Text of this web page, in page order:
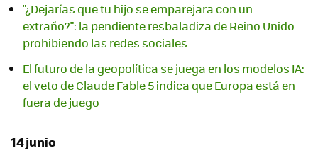
"¿Dejarías que tu hijo se emparejara con un
extraño?": la pendiente resbaladiza de Reino Unido
prohibiendo las redes sociales
El futuro de la geopolítica se juega en los modelos IA:
el veto de Claude Fable 5 indica que Europa está en
fuera de juego
14 junio